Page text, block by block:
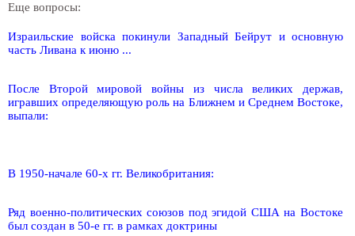
Еще вопросы:
Израильские войска покинули Западный Бейрут и основную
часть Ливана к июню ...
После Второй мировой войны из числа великих держав,
игравших определяющую роль на Ближнем и Среднем Востоке,
выпали:
В 1950-начале 60-х гг. Великобритания:
Ряд военно-политических союзов под эгидой США на Востоке
был создан в 50-е гг. в рамках доктрины